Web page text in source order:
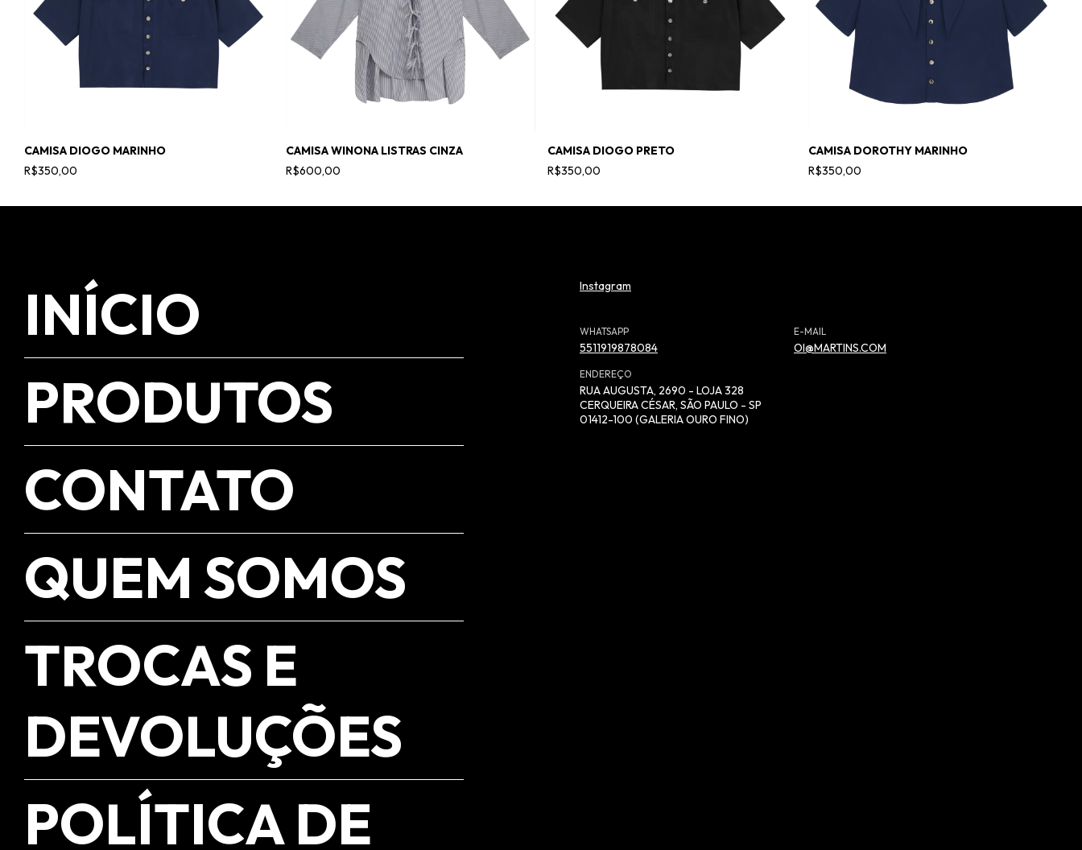
CAMISA DIOGO MARINHO
R$350,00
CAMISA WINONA LISTRAS CINZA
R$600,00
CAMISA DIOGO PRETO
R$350,00
CAMISA DOROTHY MARINHO
R$350,00
INÍCIO
PRODUTOS
CONTATO
QUEM SOMOS
TROCAS E
DEVOLUÇÕES
POLÍTICA DE
Instagram
WHATSAPP
5511919878084
E-MAIL
OI@MARTINS.COM
ENDEREÇO
RUA AUGUSTA, 2690 - LOJA 328
CERQUEIRA CÉSAR, SÃO PAULO - SP
01412-100 (GALERIA OURO FINO)